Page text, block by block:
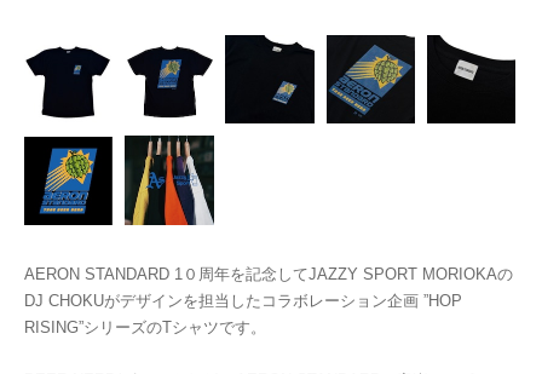
AERON STANDARD 1０周年を記念してJAZZY SPORT MORIOKAの
DJ CHOKUがデザインを担当したコラボレーション企画 ”HOP
RISING”シリーズのTシャツです。